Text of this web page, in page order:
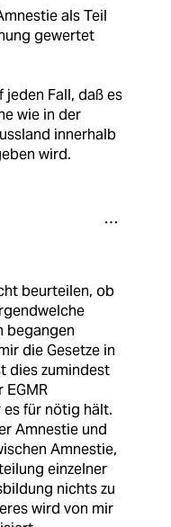
als Teil
gewertet
jeden Fall, daß es
wie in der
innerhalb
wird.
beurteilen, ob
begangen
die Gesetze in
dies zumindest
für nötig hält.
Amnestie und
Amnestie,
einzelner
nichts zu
wird von mir